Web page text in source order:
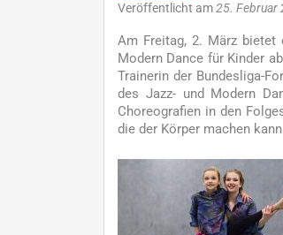
Veröffentlicht am25. Februar
Am Freitag, 2. März bietet
Modern Dance für Kinder
Trainerin der Bundesliga-
des Jazz- und Modern
Choreografien in den
die der Körper machen